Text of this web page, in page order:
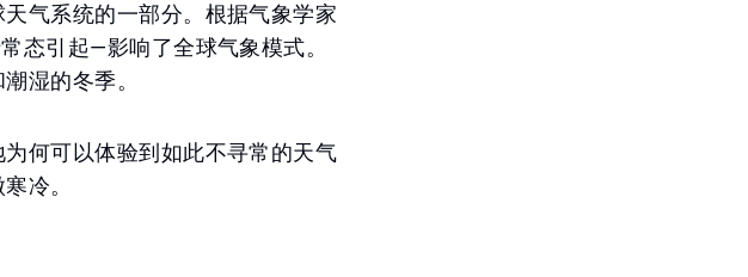
气系统的一部分。根据气象学家
态引起—影响了全球气象模式。
湿的冬季。
何可以体验到如此不寻常的天气
冷。